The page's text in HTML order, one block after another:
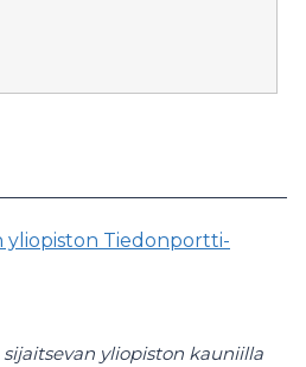
yliopiston Tiedonportti-
yliopiston kauniilla